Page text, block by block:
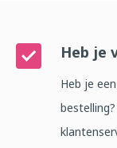
Heb je
Heb je